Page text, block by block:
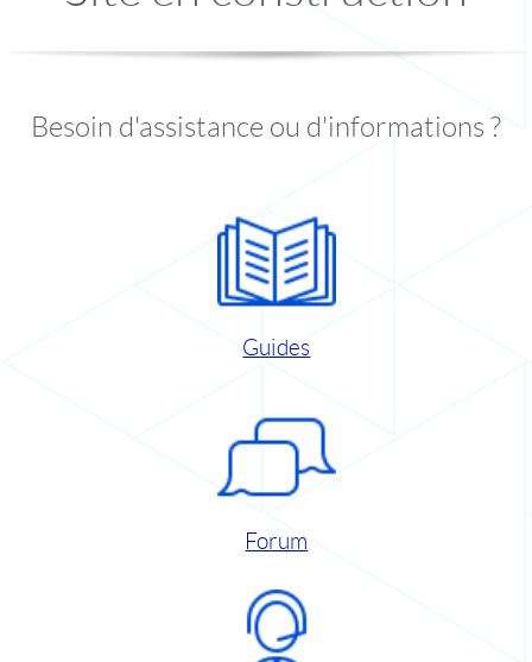
Besoin d'assistance ou d'informations ?
Guides
Forum